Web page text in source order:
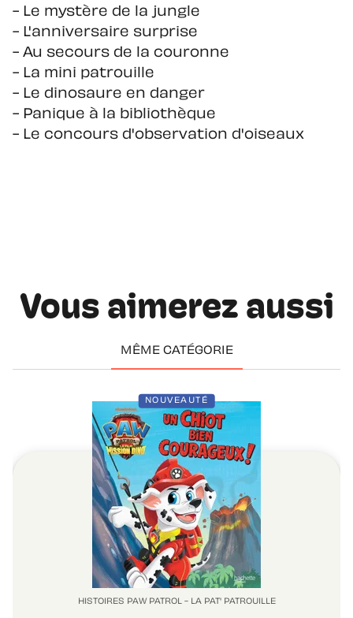
- Le mystère de la jungle
- L'anniversaire surprise
- Au secours de la couronne
- La mini patrouille
- Le dinosaure en danger
- Panique à la bibliothèque
- Le concours d'observation d'oiseaux
Vous aimerez aussi
MÊME CATÉGORIE
NOUVEAUTÉ
HISTOIRES PAW PATROL - LA PAT' PATROUILLE